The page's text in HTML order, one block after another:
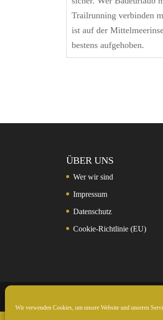
Wir verwenden Cookies, um unsere Website und unseren
Trailrunning verbinden
ist auf der
bestens aufgehoben.
ÜBER UNS
Wer wir sind
Impressum
Datenschutz
Cookie-Richtlinie (EU)